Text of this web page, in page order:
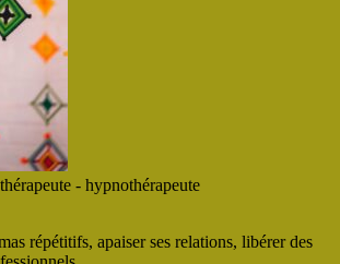
- hypnothérapeute
répétitifs, apaiser ses relations, libérer des